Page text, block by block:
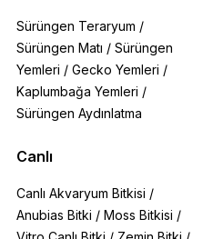
Sürüngen Teraryum /
Sürüngen Matı / Sürüngen
Yemleri / Gecko Yemleri /
Kaplumbağa Yemleri /
Sürüngen Aydınlatma
Canlı
Canlı Akvaryum Bitkisi /
Anubias Bitki / Moss Bitkisi /